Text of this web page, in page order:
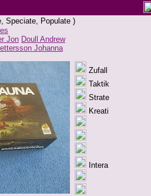
Speciate, Populate )
Jon Doull Andrew
Johanna
Zufall
Taktik
Strate
Kreati
Intera